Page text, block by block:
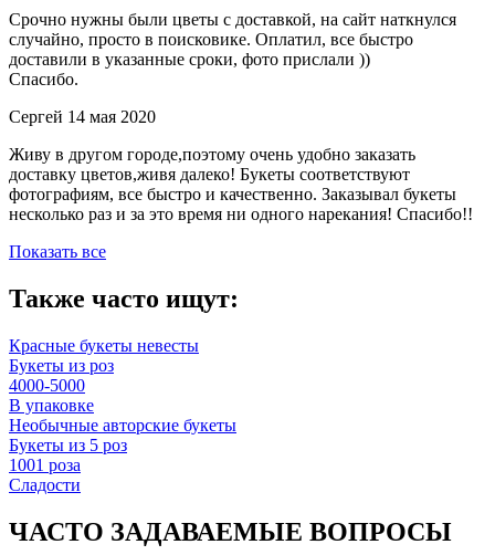
Срочно нужны были цветы с доставкой, на сайт наткнулся
случайно, просто в поисковике. Оплатил, все быстро
доставили в указанные сроки, фото прислали ))
Спасибо.
Сергей 14 мая 2020
Живу в другом городе,поэтому очень удобно заказать
доставку цветов,живя далеко! Букеты соответствуют
фотографиям, все быстро и качественно. Заказывал букеты
несколько раз и за это время ни одного нарекания! Спасибо!!
Показать все
Также часто ищут:
Красные букеты невесты
Букеты из роз
4000-5000
В упаковке
Необычные авторские букеты
Букеты из 5 роз
1001 роза
Сладости
ЧАСТО ЗАДАВАЕМЫЕ ВОПРОСЫ